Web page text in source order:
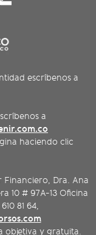
escríbenos a
a
haciendo clic
Financiero, Dra. Ana
10 # 97A-13 Oficina
81 64,
objetiva y gratuita.